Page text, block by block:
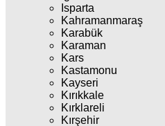
Isparta
Kahramanmaraş
Karabük
Karaman
Kars
Kastamonu
Kayseri
Kırıkkale
Kırklareli
Kırşehir